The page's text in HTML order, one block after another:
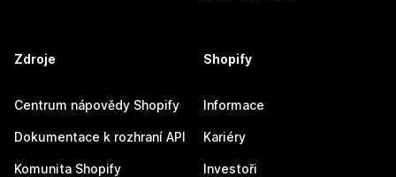
Zdroje
Centrum nápovědy Shopify
Dokumentace k rozhraní API
Komunita Shopify
Shopify
Informace
Kariéry
Investoři